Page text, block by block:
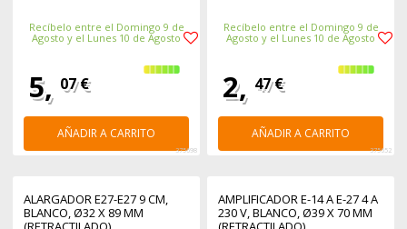
Recíbelo entre el Domingo 9 de
Agosto y el Lunes 10 de Agosto
5, 07 €
AÑADIR A CARRITO
375698
Recíbelo entre el Domingo 9 de
Agosto y el Lunes 10 de Agosto
2, 47 €
AÑADIR A CARRITO
375652
ALARGADOR E27-E27 9 CM,
BLANCO, Ø32 X 89 MM
AMPLIFICADOR E-14 A E-27 4 A
230 V, BLANCO, Ø39 X 70 MM